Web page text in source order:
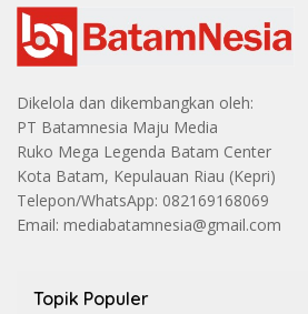
Dikelola dan dikembangkan oleh:
PT Batamnesia Maju Media
Ruko Mega Legenda Batam Center
Kota Batam, Kepulauan Riau (Kepri)
Telepon/WhatsApp: 082169168069
Email: mediabatamnesia@gmail.com
Topik Populer